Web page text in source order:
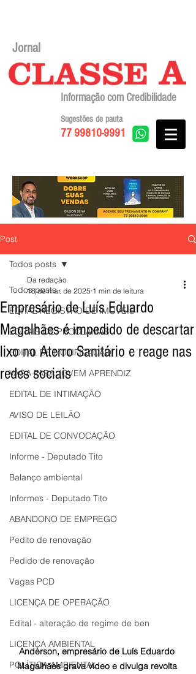
Jornal
Informação com Credibilidade
77 99810-9991
Sugestões de pauta
Post
Todos posts
EDITAL REGISTRO DE IMÓVEIS
EDITAIS DE PROCLAMAS
EDITAL DE NOTIFICAÇÃO
VAGA PARA JOVEM APRENDIZ
EDITAL DE INTIMAÇÃO
AVISO DE LEILÃO
EDITAL DE CONVOCAÇÃO
Informe - Deputado Tito
Balanço ambiental
Informes - Deputado Tito
ABANDONO DE EMPREGO
Pedito de renovação
Pedido de renovação
Vagas PCD
LICENÇA DE OPERAÇÃO
Edital - alteração de regime de ben
LICENÇA AMBIENTAL
POLÍTICA AMBIENTAL
Todos posts
Empresário de Luís Eduardo
Magalhães é impedido de descartar
lixo no Aterro Sanitário e reage nas
redes sociais
Da redação
18 de mar. de 2025 1 min de leitura
Anderson, empresário de Luís Eduardo
Magalhães grava vídeo e divulga revolta